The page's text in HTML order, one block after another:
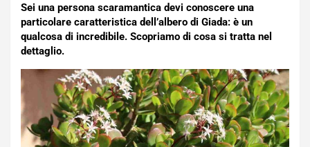
Sei una persona scaramantica devi conoscere una
particolare caratteristica dell’albero di Giada: è un
qualcosa di incredibile. Scopriamo di cosa si tratta nel
dettaglio.